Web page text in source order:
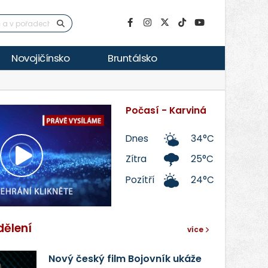
Novojičínsko Bruntálsko
Přehrát
video
Počasí - Karviná
Dnes
34°C
Zítra
25°C
Pozítří
24°C
více
Nový český film Bojovník ukáže